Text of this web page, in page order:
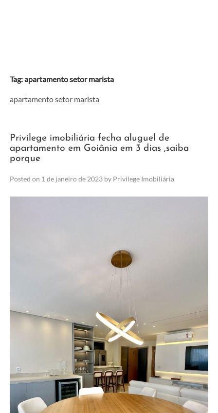
Tag:apartamento setor marista
apartamento setor marista
Privilege imobiliária fecha aluguel de
apartamento em Goiânia em 3 dias ,saiba
porque
Posted on 1 de janeiro de 2023 by Privilege Imobiliária